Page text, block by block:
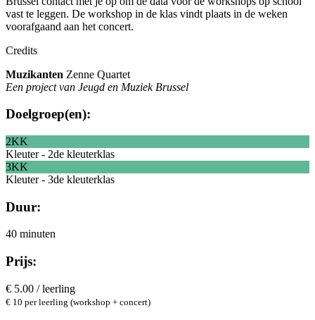
vast te leggen. De workshop in de klas vindt plaats in de weken
voorafgaand aan het concert.
Credits
Muzikanten Zenne Quartet
Een project van Jeugd en Muziek Brussel
Doelgroep(en):
2KK
Kleuter - 2de kleuterklas
3KK
Kleuter - 3de kleuterklas
Duur:
40 minuten
Prijs:
€ 5.00 / leerling
€ 10 per leerling (workshop + concert)